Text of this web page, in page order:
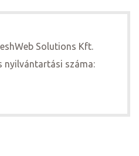
Solutions Kft.
nyilvántartási száma: